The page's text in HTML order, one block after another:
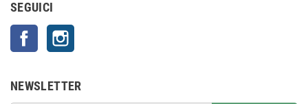
SEGUICI
Facebook
NEWSLETTER